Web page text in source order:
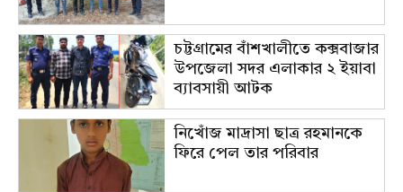
চট্টগ্রামের বাঁশখালীতে কক্সবাজার
উপজেলা সদর এলাকার ২ ইয়াবা
ব্যাবসায়ী আটক
নিখোঁজ মাদ্রাসা ছাত্র রহমানকে
ফিরে পেল তার পরিবার